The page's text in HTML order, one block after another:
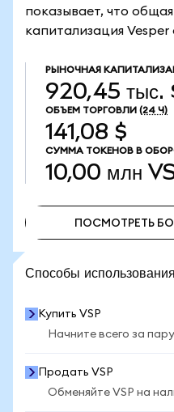
показывает, что
капитализация Vesper
РЫНОЧНАЯ
920,45 тыс.
ОБЪЕМ ТОРГОВЛИ (24 Ч)
141,08 $
СУММА ТОКЕНОВ В
10,00 млн
ПОСМОТРЕТЬ
Способы
Купить VSP
Начните всего за
Продать VSP
Обменяйте VSP на